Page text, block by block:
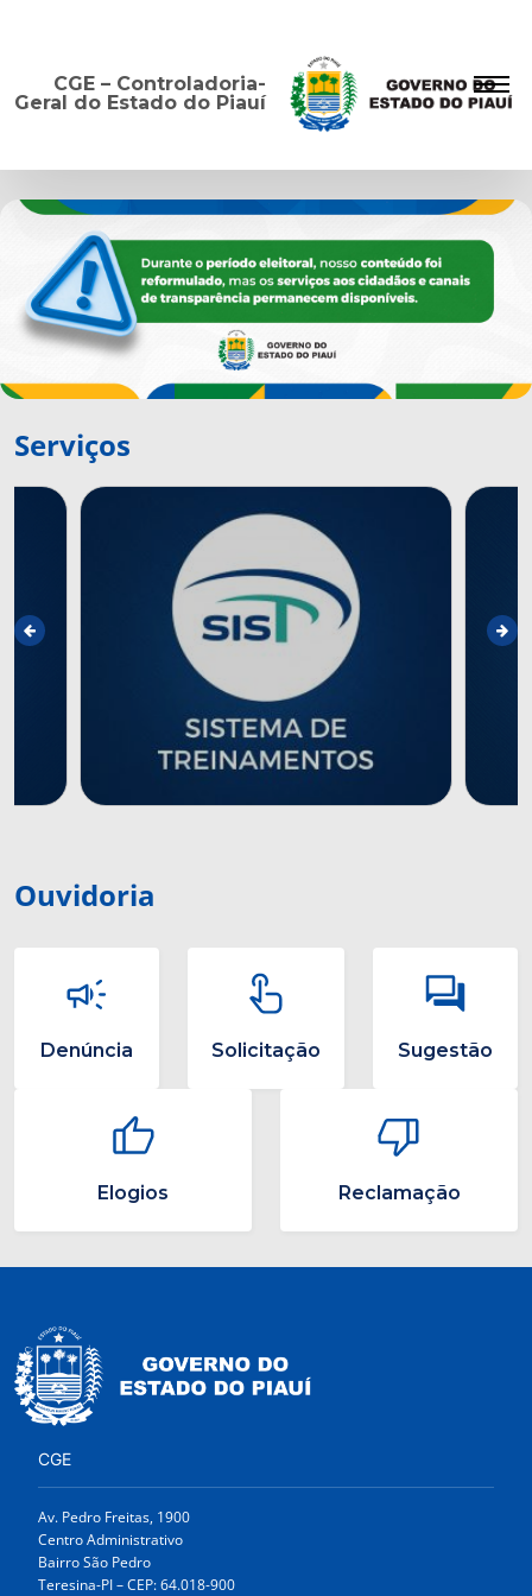
CGE – Controladoria-
Geral do Estado do Piauí
Serviços
Ouvidoria
Denúncia Solicitação Sugestão
Elogios Reclamação
CGE
Av. Pedro Freitas, 1900
Centro Administrativo
Bairro São Pedro
Teresina-PI – CEP: 64.018-900